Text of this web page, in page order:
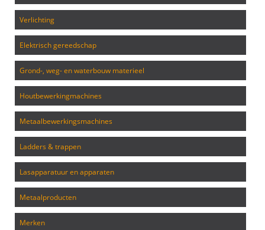
verlichting
elektrisch gereedschap
grond-, weg- en waterbouw materieel
houtbewerkingmachines
metaalbewerkingsmachines
ladders & trappen
lasapparatuur en apparaten
metaalproducten
merken